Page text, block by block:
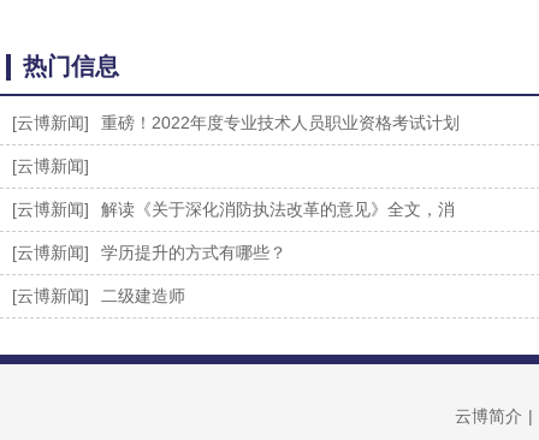
热门信息
[云博新闻] 重磅！2022年度专业技术人员职业资格考试计划
[云博新闻]
[云博新闻] 解读《关于深化消防执法改革的意见》全文，消
[云博新闻] 学历提升的方式有哪些？
[云博新闻] 二级建造师
云博简介 |